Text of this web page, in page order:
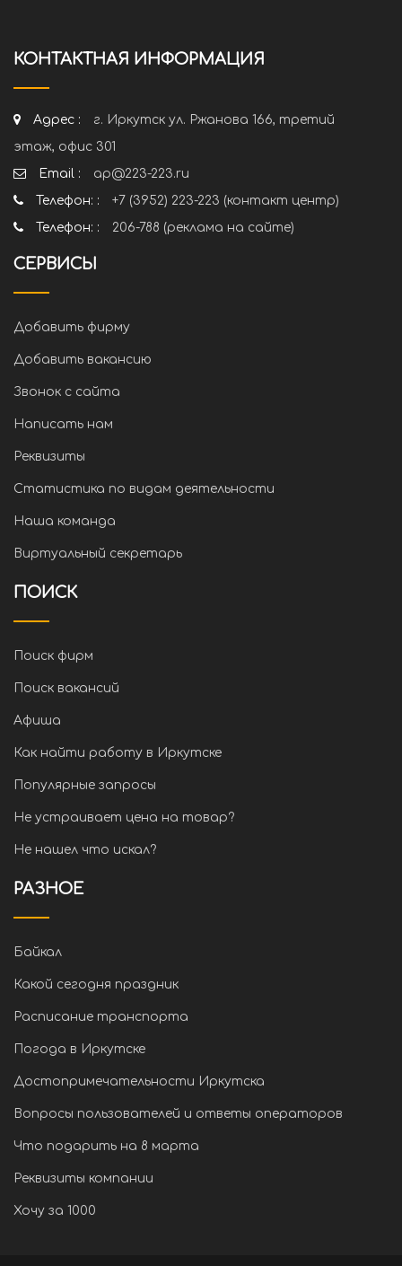
КОНТАКТНАЯ ИНФОРМАЦИЯ
Адрес :
г. Иркутск ул. Ржанова 166, третий
этаж, офис 301
Email :
ap@223-223.ru
Телефон: :
+7 (3952) 223-223 (контакт центр)
Телефон: :
206-788 (реклама на сайте)
СЕРВИСЫ
Добавить фирму
Добавить вакансию
Звонок с сайта
Написать нам
Реквизиты
Статистика по видам деятельности
Наша команда
Виртуальный секретарь
ПОИСК
Поиск фирм
Поиск вакансий
Афиша
Как найти работу в Иркутске
Популярные запросы
Не устраивает цена на товар?
Не нашел что искал?
РАЗНОЕ
Байкал
Какой сегодня праздник
Расписание транспорта
Погода в Иркутске
Достопримечательности Иркутска
Вопросы пользователей и ответы операторов
Что подарить на 8 марта
Реквизиты компании
Хочу за 1000